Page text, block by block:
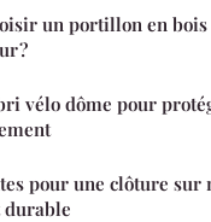
un portillon en bois
?
vélo dôme pour
pour une clôture sur
durable